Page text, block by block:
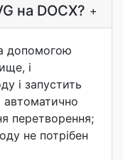
на DOCX? +
допомогою
і
і запустить
автоматично
перетворення;
не потрібен